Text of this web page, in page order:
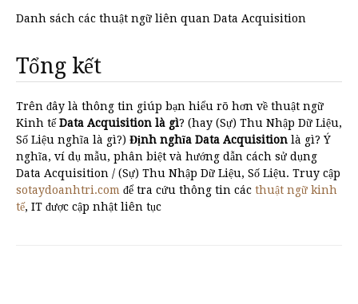
Danh sách các thuật ngữ liên quan Data Acquisition
Tổng kết
Trên đây là thông tin giúp bạn hiểu rõ hơn về thuật ngữ
Kinh tếData Acquisition là gì? (hay (Sự) Thu Nhập Dữ Liệu,
Số Liệu nghĩa là gì?) Định nghĩa Data Acquisition là gì? Ý
nghĩa, ví dụ mẫu, phân biệt và hướng dẫn cách sử dụng
Data Acquisition / (Sự) Thu Nhập Dữ Liệu, Số Liệu. Truy cập
sotaydoanhtri.com để tra cứu thông tin các thuật ngữ kinh
tế, IT được cập nhật liên tục